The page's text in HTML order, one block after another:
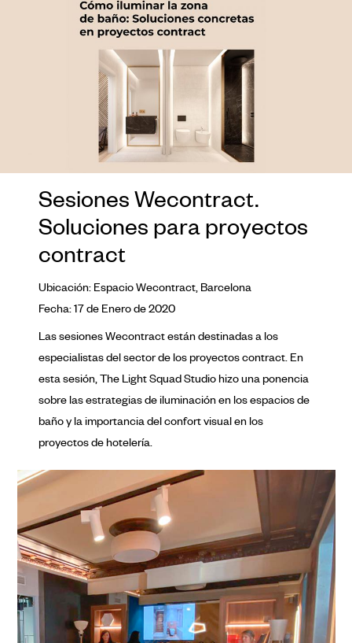
Sesiones Wecontract.
Soluciones para proyectos
contract
Ubicación: Espacio Wecontract, Barcelona
Fecha: 17 de Enero de 2020
Las sesiones Wecontract están destinadas a los
especialistas del sector de los proyectos contract. En
esta sesión, The Light Squad Studio hizo una ponencia
sobre las estrategias de iluminación en los espacios de
baño y la importancia del confort visual en los
proyectos de hotelería.